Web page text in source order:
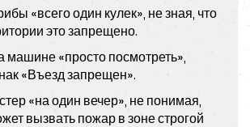
«всего один кулек», не зная, что
это запрещено.
машине «просто посмотреть»,
«Въезд запрещен».
«на один вечер», не понимая,
вызвать пожар в зоне строгой